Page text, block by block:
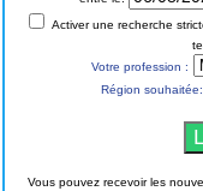
Votre profession :
Région souhaitée:
Vous pouvez recevoir les